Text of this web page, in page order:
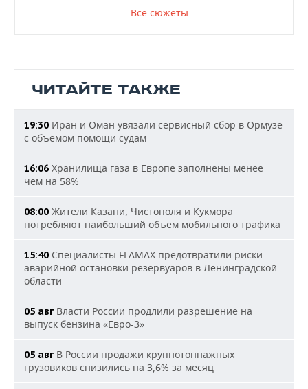
Все сюжеты
ЧИТАЙТЕ ТАКЖЕ
19:30 Иран и Оман увязали сервисный сбор в Ормузе
с объемом помощи судам
16:06 Хранилища газа в Европе заполнены менее
чем на 58%
08:00 Жители Казани, Чистополя и Кукмора
потребляют наибольший объем мобильного трафика
15:40 Специалисты FLAMAX предотвратили риски
аварийной остановки резервуаров в Ленинградской
области
05 авг Власти России продлили разрешение на
выпуск бензина «Евро-3»
05 авг В России продажи крупнотоннажных
грузовиков снизились на 3,6% за месяц